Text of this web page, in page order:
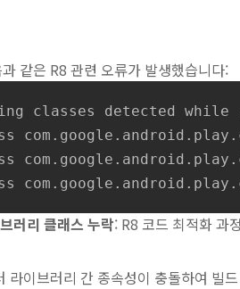
같은 R8 관련 오류가 발생했습니다:
classes detected while
러리 클래스 누락: R8 코드 최적화 과
라이브러리 간 종속성이 충돌하여 빌